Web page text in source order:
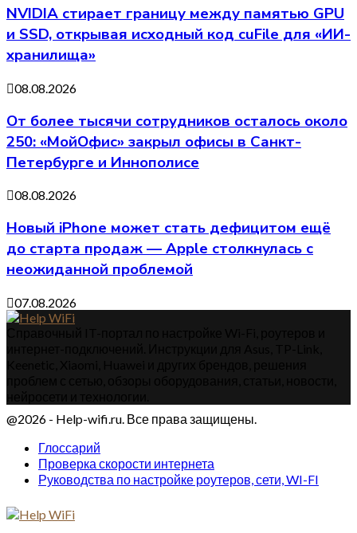
NVIDIA стирает границу между памятью GPU
и SSD, открывая исходный код cuFile для «ИИ-
хранилища»
08.08.2026
От более тысячи сотрудников осталось около
250: «МойОфис» закрыл офисы в Санкт-
Петербурге и Иннополисе
08.08.2026
Новый iPhone может стать дефицитом ещё
до старта продаж — Apple столкнулась с
неожиданной проблемой
07.08.2026
@2026 - Help-wifi.ru. Все права защищены.
Глоссарий
Проверка скорости интернета
Руководства по настройке роутеров, сети, WI-FI